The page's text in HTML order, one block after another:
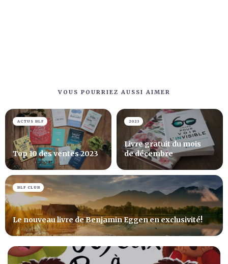
VOUS POURRIEZ AUSSI AIMER
ACTUS BLF
Top 10 des ventes 2023
2023
Livre gratuit du mois
de décembre
BLF CLUB
Le nouveau livre de Benjamin Eggen en exclusivité!